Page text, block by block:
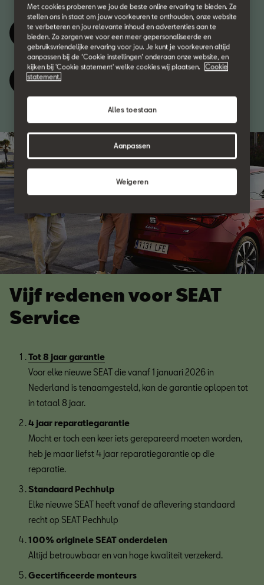
Maak online een afspraak
Maak telefonisch een afspraak
Vijf redenen voor SEAT
Service
Tot 8 jaar garantie
Voor elke nieuwe SEAT die vanaf 1 januari 2026 in
Nederland is tenaamgesteld, kan de garantie oplopen tot
in totaal 8 jaar.
4 jaar reparatiegarantie
Mocht er toch een keer iets gerepareerd moeten worden,
heb je maar liefst 4 jaar reparatiegarantie op die
reparatie.
Standaard Pechhulp
Elke nieuwe SEAT heeft vanaf de aflevering standaard
recht op SEAT Pechhulp
100% originele SEAT onderdelen
Altijd betrouwbaar en van hoge kwaliteit verzekerd.
Gecertificeerde monteurs
Met cookies proberen we jou de beste online ervaring te bieden. Ze
stellen ons in staat om jouw voorkeuren te onthouden, onze website
te verbeteren en jou relevante inhoud en advertenties aan te
bieden. Zo zorgen we voor een meer gepersonaliseerde en
gebruiksvriendelijke ervaring voor jou. Je kunt je voorkeuren altijd
aanpassen bij de ‘Cookie instellingen’ onderaan onze website, en
kijken bij 'Cookie statement' welke cookies wij plaatsen.
Cookie
statement.
Weigeren
Alles toestaan
Aanpassen